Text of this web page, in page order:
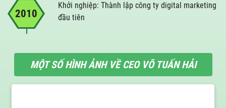
2010
Khởi nghiệp: Thành lập công ty digital marketing
đầu tiên
MỘT SỐ HÌNH ẢNH VỀ CEO VÕ TUẤN HẢI